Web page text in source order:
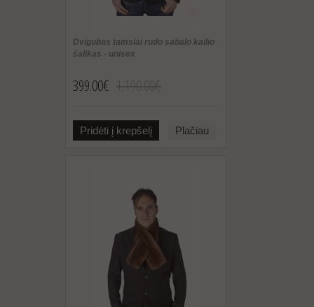
Dvigubas tamsiai rudo sabalo kailio
šalikas - unisex
399.00€
Pridėti į krepšelį Plačiau